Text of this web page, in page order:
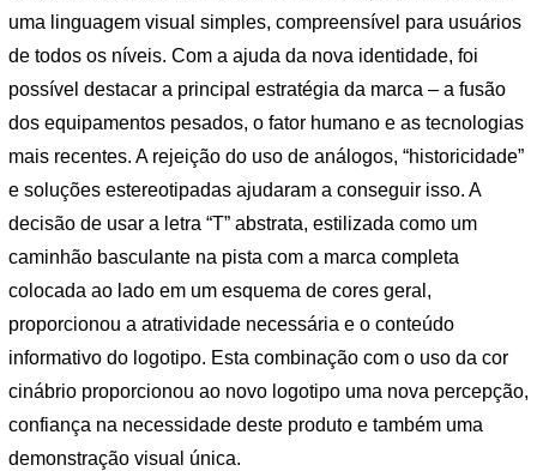
uma linguagem visual simples, compreensível para usuários
de todos os níveis. Com a ajuda da nova identidade, foi
possível destacar a principal estratégia da marca – a fusão
dos equipamentos pesados, o fator humano e as tecnologias
mais recentes. A rejeição do uso de análogos, “historicidade”
e soluções estereotipadas ajudaram a conseguir isso. A
decisão de usar a letra “T” abstrata, estilizada como um
caminhão basculante na pista com a marca completa
colocada ao lado em um esquema de cores geral,
proporcionou a atratividade necessária e o conteúdo
informativo do logotipo. Esta combinação com o uso da cor
cinábrio proporcionou ao novo logotipo uma nova percepção,
confiança na necessidade deste produto e também uma
demonstração visual única.